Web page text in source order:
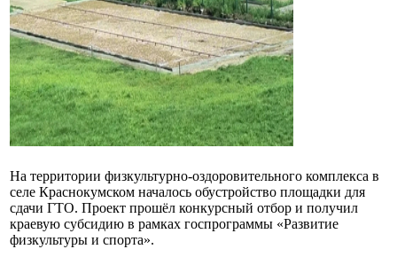
На территории физкультурно-оздоровительного комплекса в
селе Краснокумском началось обустройство площадки для
сдачи ГТО. Проект прошёл конкурсный отбор и получил
краевую субсидию в рамках госпрограммы «Развитие
физкультуры и спорта».